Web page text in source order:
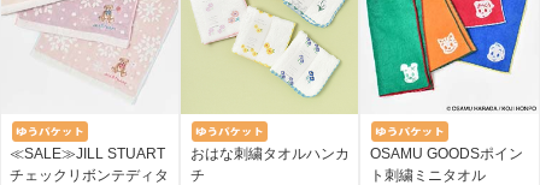
≪SALE≫JILL STUART
チェックリボンテディタ
おはな刺繍タオルハンカ
チ
OSAMU GOODSポイン
ト刺繍ミニタオル